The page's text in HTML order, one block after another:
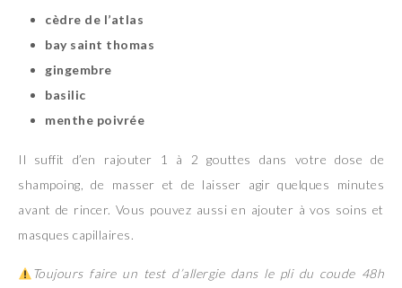
cèdre de l’atlas
bay saint thomas
gingembre
basilic
menthe poivrée
Il suffit d’en rajouter 1 à 2 gouttes dans votre dose de
shampoing, de masser et de laisser agir quelques minutes
avant de rincer. Vous pouvez aussi en ajouter à vos soins et
masques capillaires.
Toujours faire un test d’allergie dans le pli du coude 48h